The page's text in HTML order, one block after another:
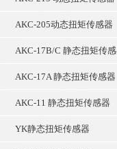
AKC-205动态扭矩传感器
AKC-17B/C 静态扭矩传
AKC-17A 静态扭矩传感器
AKC-11 静态扭矩传感器
YK静态扭矩传感器